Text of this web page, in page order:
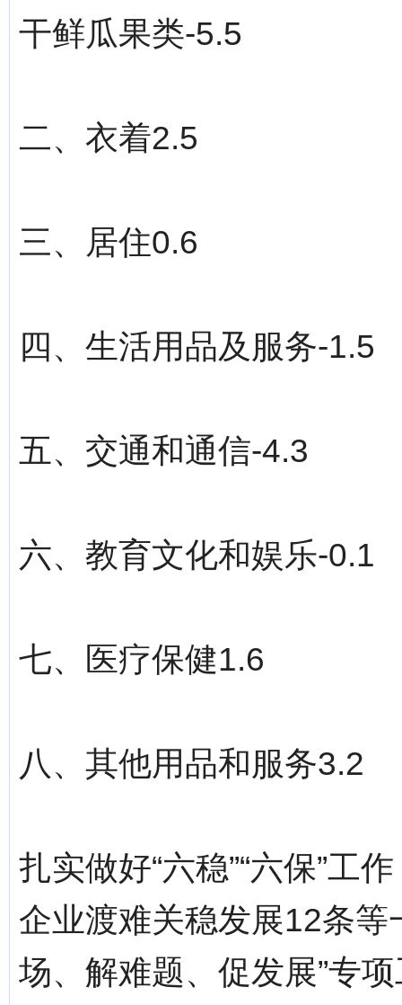
干鲜瓜果类-5.5
二、衣着2.5
三、居住0.6
四、生活用品及服务-1.5
五、交通和通信-4.3
六、教育文化和娱乐-0.1
七、医疗保健1.6
八、其他用品和服务3.2
扎实做好“六稳”“六保”工
企业渡难关稳发展12条等
场、解难题、促发展”专